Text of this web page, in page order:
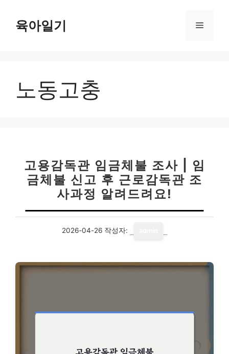
육아일기 메
노동고충
고용감독관 임금체불 조사 | 임
금체불 신고 후 근로감독관 조
사과정 알려드려요!
2026-04-26 작성자: